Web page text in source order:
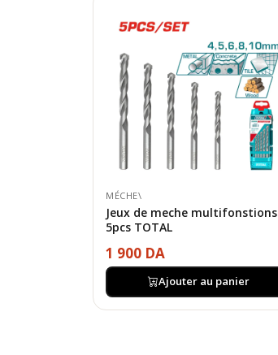
MÉCHE\
Jeux de meche multifonstions
5pcs TOTAL
1 900 DA
Ajouter au panier